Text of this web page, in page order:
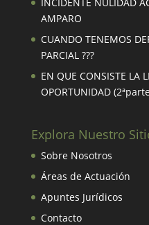
AMPARO
CUANDO TENEMOS
PARCIAL ???
EN QUE CONSISTE LA
OPORTUNIDAD
Explora Nuestro
Sobre Nosotros
Áreas de Actuación
Apuntes Jurídicos
Contacto